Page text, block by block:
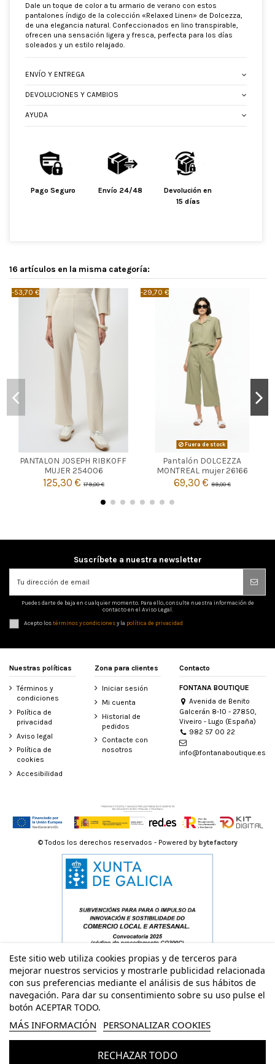
Dale un toque de color a tu armario de verano con estos
pantalones índigo de la colección «Relaxed Linen» de Dolcezza,
de una elegancia natural. Confeccionados en lino transpirable,
ofrecen una sensación ligera y fresca, perfecta para los días
soleados y un estilo relajado.
ENVÍO Y ENTREGA
DEVOLUCIONES Y CAMBIOS
AYUDA
Pago Seguro Envío 24/48
Devolución en
15 días
16 artículos en la misma categoría:
-53,70 €
PANTALON JOSEPH RIBKOFF
MUJER 254006
125,30 €179,00 €
CRUDO
46

-29,70 €
Fuera de stock
Pantalón DOLCEZZA
MONTREAL mujer 26166
69,30 € 99,00 €
 Agotado
Suscríbete a nuestra newsletter
Puedes darte de baja en cualquier momento. Para ello, consulte nuestra información de
contacto en el Aviso Legal.
Acepto lostérminos y condicionesy la política de privacidad
Nuestras políticas
Términos y
condiciones
Política de
privacidad
Aviso legal
Política de
cookies
Accesibilidad
Zona para clientes
Iniciar sesión
Mi cuenta
Historial de
pedidos
Contacte con
nosotros
Contacto
FONTANA BOUTIQUE
Avenida de Benito
Galcerán 8-10 - 27850,
Viveiro - Lugo (España)
982 57 00 22
info@fontanaboutique.es
Este sitio web utiliza cookies propias y de terceros para
mejorar nuestros servicios y mostrarle publicidad relacionada
con sus preferencias mediante el análisis de sus hábitos de
navegación. Para dar su consentimiento sobre su uso pulse el
botón ACEPTAR TODO.
MÁS INFORMACIÓN PERSONALIZAR COOKIES
RECHAZAR TODO
© Todos los derechos reservados - Powered by bytefactory